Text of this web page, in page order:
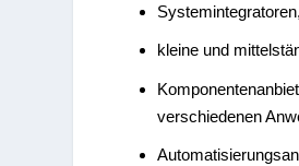
kleine und
verschiedenen